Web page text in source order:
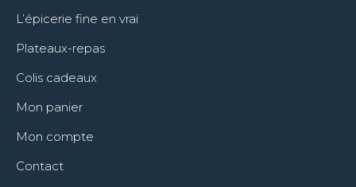
L’épicerie fine en vrai
Plateaux-repas
Colis cadeaux
Mon panier
Mon compte
Contact